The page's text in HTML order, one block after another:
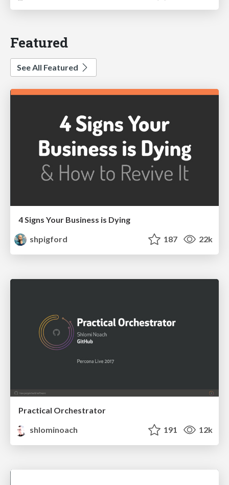
Featured
See All Featured
4 Signs Your Business is Dying
shpigford
187 22k
Practical Orchestrator
shlominoach
191 12k